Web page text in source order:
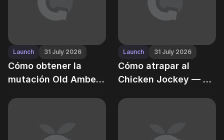
Launch 31 July 2026
Cómo obtener la
mutación Old Amber
la ruta de resina
Launch 31 July 2026
Cómo atrapar al
Chicken Jockey — el
Grow a Garden